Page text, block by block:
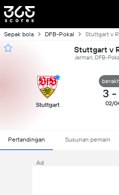
Sepak bola DFB-Pokal Stuttgart v
Stuttgart v
Jerman, DFB-
Stuttgart
3 -
02/
Pertandingan Susunan pemain
Ad